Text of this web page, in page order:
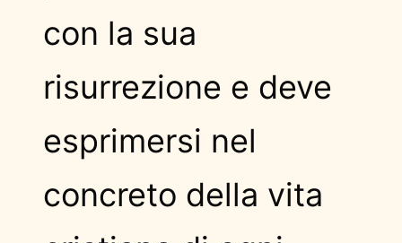
con la sua
risurrezione e deve
esprimersi nel
concreto della vita